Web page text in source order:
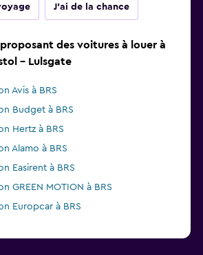
J'ai de la chance
des voitures à louer à
- Lulsgate
Avis à BRS
Budget à BRS
Hertz à BRS
Alamo à BRS
Easirent à BRS
GREEN MOTION à BRS
Europcar à BRS